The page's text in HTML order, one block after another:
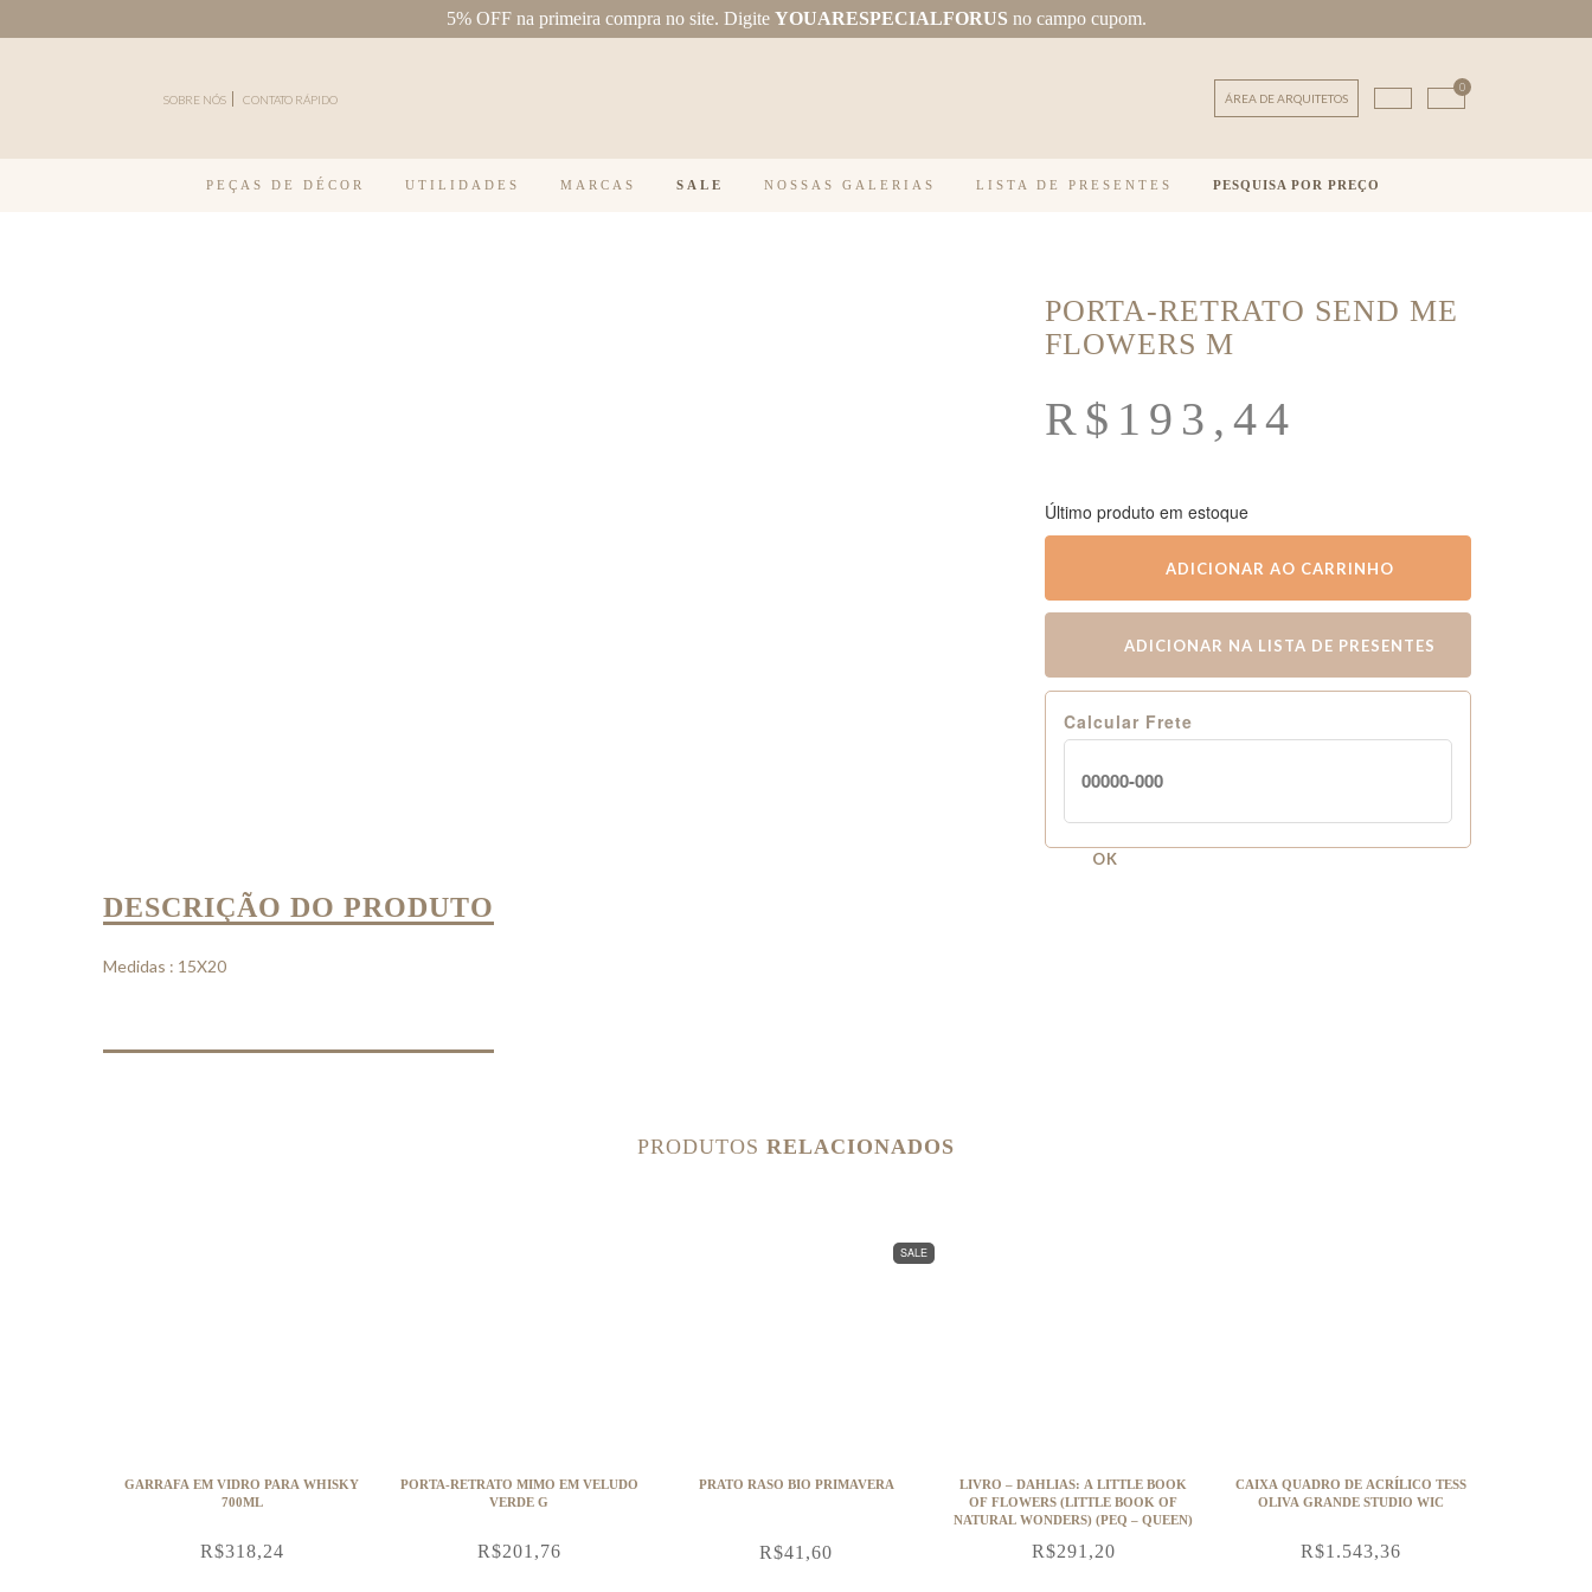
5% OFF na primeira compra no site. Digite YOUARESPECIALFORUS no campo cupom.
SOBRE NÓS CONTATO RÁPIDO ÁREA DE ARQUITETOS
0
PEÇAS DE DÉCOR UTILIDADES MARCAS SALE NOSSAS GALERIAS LISTA DE PRESENTES PESQUISA POR PREÇO
PORTA-RETRATO SEND ME
FLOWERS M
R$ 193,44
Último produto em estoque
ADICIONAR AO CARRINHO
ADICIONAR NA LISTA DE PRESENTES
Calcular Frete
OK
DESCRIÇÃO DO PRODUTO
Medidas : 15X20
PRODUTOS RELACIONADOS
GARRAFA EM VIDRO PARA WHISKY
700ML
R$318,24
PORTA-RETRATO MIMO EM VELUDO
VERDE G
R$201,76
SALE
PRATO RASO BIO PRIMAVERA
R$41,60
LIVRO – DAHLIAS: A LITTLE BOOK
OF FLOWERS (LITTLE BOOK OF
NATURAL WONDERS) (PEQ – QUEEN)
R$291,20
CAIXA QUADRO DE ACRÍLICO TESS
OLIVA GRANDE STUDIO WIC
R$1.543,36